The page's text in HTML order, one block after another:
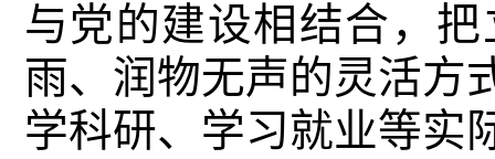
与党的建设相结合，
雨、润物无声的灵活方
学科研、学习就业等实